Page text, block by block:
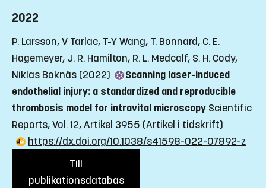
2022
P. Larsson, V Tarlac, T-Y Wang, T. Bonnard, C. E.
Hagemeyer, J. R. Hamilton, R. L. Medcalf, S. H. Cody,
Niklas Boknäs (2022)
Scanning laser-induced
endothelial injury: a standardized and reproducible
thrombosis model for intravital microscopy Scientific
Reports, Vol. 12, Artikel 3955 (Artikel i tidskrift)
https://dx.doi.org/10.1038/s41598-022-07892-z
Till
publikationsdatabas